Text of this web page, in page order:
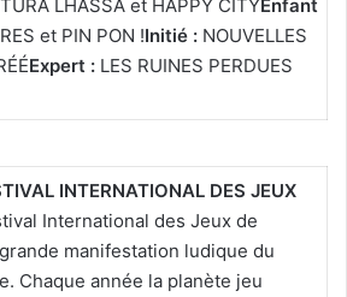
LHASSA et HAPPY CITYEnfant
et PIN PON !Initié : NOUVELLES
Expert : LES RUINES PERDUES
INTERNATIONAL DES JEUX
International des Jeux de
manifestation ludique du
Chaque année la planète jeu